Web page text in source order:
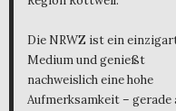
Die NRWZ ist ein
Medium und genießt
nachweislich eine hohe
Aufmerksamkeit – gerade